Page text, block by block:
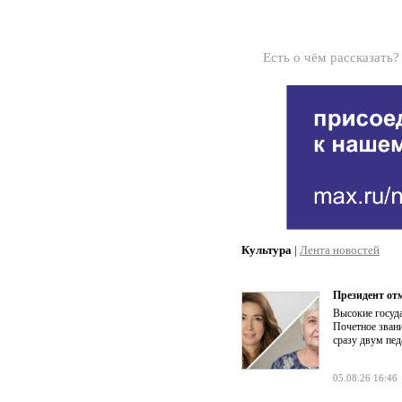
Есть о чём
Культура | Лента новостей
Президент
Высокие
Почетное
сразу двум
05.08.26 16:46